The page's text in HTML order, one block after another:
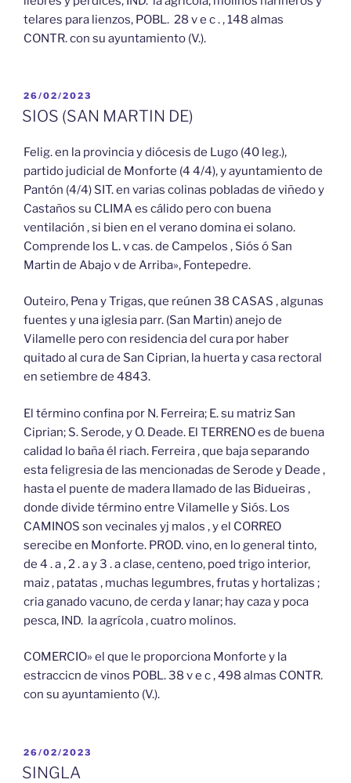
telares para lienzos, POBL. 28 v e c . , 148 almas
CONTR. con su ayuntamiento (V.).
PUBLICADO
EL
26/02/2023
SIOS (SAN MARTIN DE)
Felig. en la provincia y diócesis de Lugo (40 leg.),
partido judicial de Monforte (4 4/4), y ayuntamiento de
Pantón (4/4) SIT. en varias colinas pobladas de viñedo y
Castaños su CLIMA es cálido pero con buena
ventilación , si bien en el verano domina ei solano.
Comprende los L. v cas. de Campelos , Siós ó San
Martin de Abajo v de Arriba», Fontepedre.
Outeiro, Pena y Trigas, que reúnen 38 CASAS , algunas
fuentes y una iglesia parr. (San Martin) anejo de
Vilamelle pero con residencia del cura por haber
quitado al cura de San Ciprian, la huerta y casa rectoral
en setiembre de 4843.
El término confina por N. Ferreira; E. su matriz San
Ciprian; S. Serode, y O. Deade. El TERRENO es de buena
calidad lo baña él riach. Ferreira , que baja separando
esta feligresia de las mencionadas de Serode y Deade ,
hasta el puente de madera llamado de las Bidueiras ,
donde divide término entre Vilamelle y Siós. Los
CAMINOS son vecinales yj malos , y el CORREO
serecibe en Monforte. PROD. vino, en lo general tinto,
de 4 . a , 2 . a y 3 . a clase, centeno, poed trigo interior,
maiz , patatas , muchas legumbres, frutas y hortalizas ;
cria ganado vacuno, de cerda y lanar; hay caza y poca
pesca, IND. la agrícola , cuatro molinos.
COMERCIO» el que le proporciona Monforte y la
estraccicn de vinos POBL. 38 v e c , 498 almas CONTR.
con su ayuntamiento (V.).
PUBLICADO
EL
26/02/2023
SINGLA